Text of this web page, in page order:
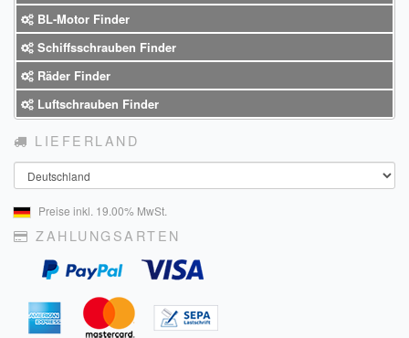
BL-Motor Finder
Schiffsschrauben Finder
Räder Finder
Luftschrauben Finder
LIEFERLAND
Land
Preise inkl. 19.00% MwSt.
ZAHLUNGSARTEN